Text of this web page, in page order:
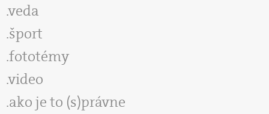
veda
šport
fototémy
video
ako je to (s)právne